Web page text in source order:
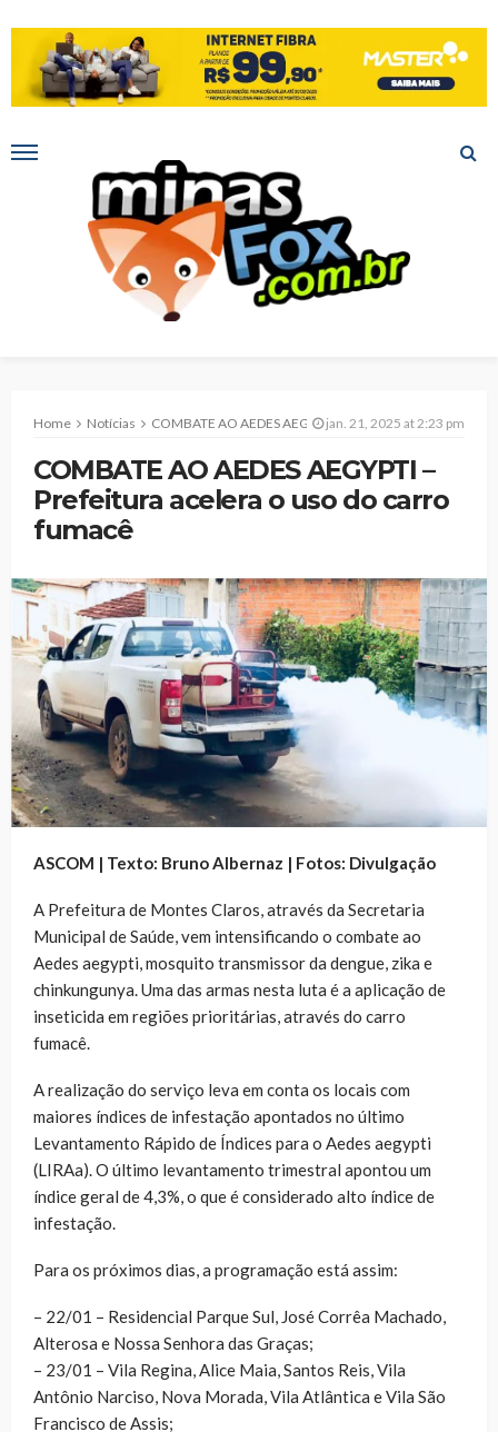
Home Notícias COMBATE AO AEDES AEGYPTI – Prefeitura acelera o uso do carro fumacê
jan. 21, 2025 at 2:23 pm
COMBATE AO AEDES AEGYPTI –
Prefeitura acelera o uso do carro
fumacê
ASCOM | Texto: Bruno Albernaz | Fotos: Divulgação
A Prefeitura de Montes Claros, através da Secretaria
Municipal de Saúde, vem intensificando o combate ao
Aedes aegypti, mosquito transmissor da dengue, zika e
chinkungunya. Uma das armas nesta luta é a aplicação de
inseticida em regiões prioritárias, através do carro
fumacê.
A realização do serviço leva em conta os locais com
maiores índices de infestação apontados no último
Levantamento Rápido de Índices para o Aedes aegypti
(LIRAa). O último levantamento trimestral apontou um
índice geral de 4,3%, o que é considerado alto índice de
infestação.
Para os próximos dias, a programação está assim:
– 22/01 – Residencial Parque Sul, José Corrêa Machado,
Alterosa e Nossa Senhora das Graças;
– 23/01 – Vila Regina, Alice Maia, Santos Reis, Vila
Antônio Narciso, Nova Morada, Vila Atlântica e Vila São
Francisco de Assis;